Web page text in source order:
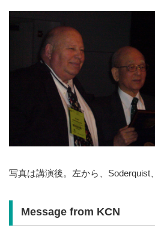
写真は講演後。左から、Soderquist、
Message from KCN